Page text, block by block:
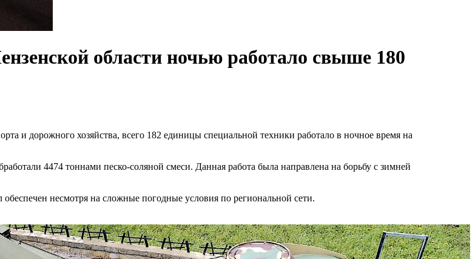
области ночью работало свыше 180
и дорожного хозяйства, всего 182 единицы специальной техники работало в ночное время на
4474 тоннами песко-соляной смеси. Данная работа была направлена на борьбу с зимней
несмотря на сложные погодные условия по региональной сети.